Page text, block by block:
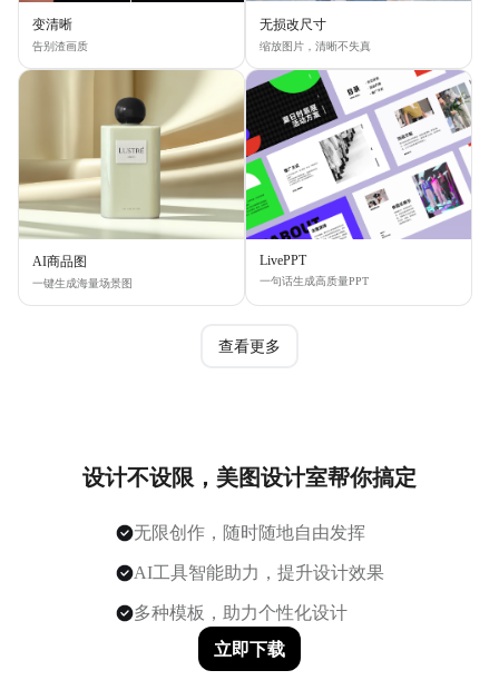
变清晰
告别渣画质
无损改尺寸
缩放图片，清晰不失真
AI商品图
一键生成海量场景图
LivePPT
一句话生成高质量PPT
查看更多
设计不设限，美图设计室帮你搞定
无限创作，随时随地自由发挥
AI工具智能助力，提升设计效果
多种模板，助力个性化设计
立即下载